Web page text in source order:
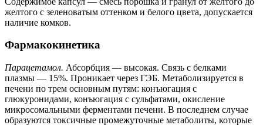
желтого с зеленоватым оттенком и белого цвета, допускается
наличие комков.
Фармакокинетика
Парацетамол. Абсорбция — высокая. Связь с белками
плазмы — 15%. Проникает через ГЭБ. Метаболизируется в
печени по трем основным путям: конъюгация с
глюкуронидами, конъюгация с сульфатами, окисление
микросомальными ферментами печени. В последнем случае
образуются токсичные промежуточные метаболиты, которые